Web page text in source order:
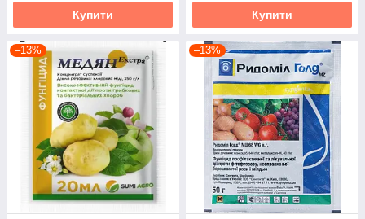
Купити Купити
–13% –13%